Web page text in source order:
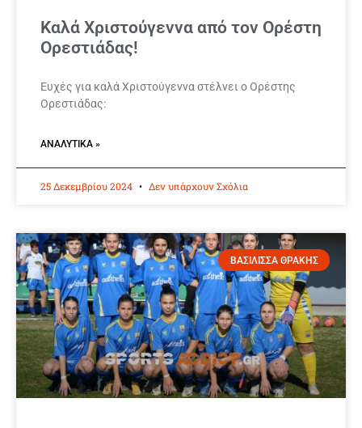
Καλά Χριστούγεννα από τον Ορέστη
Ορεστιάδας!
Ευχές για καλά Χριστούγεννα στέλνει ο Ορέστης
Ορεστιάδας:
ΑΝΑΛΥΤΙΚΆ »
25 Δεκεμβρίου 2024 Δεν υπάρχουν Σχόλια
ΒΑΣΙΛΙΣΣΑ ΘΡΑΚΗΣ